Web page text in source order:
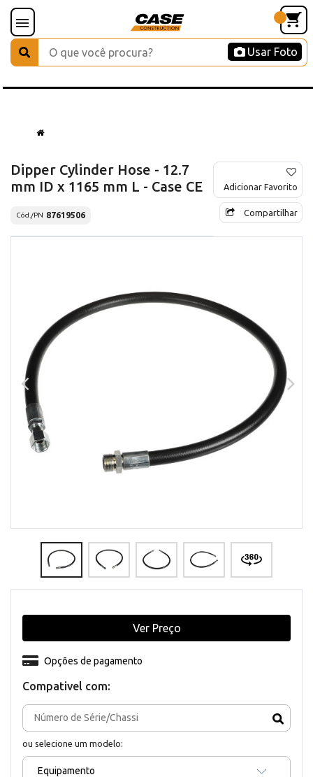
Usar Foto
Dipper Cylinder Hose - 12.7
mm ID x 1165 mm L - Case CE
Cód./PN 87619506
Adicionar Favorito
Compartilhar
Compativel com:
ou selecione um modelo:
Equipamento
Opções de pagamento
Ver Preço